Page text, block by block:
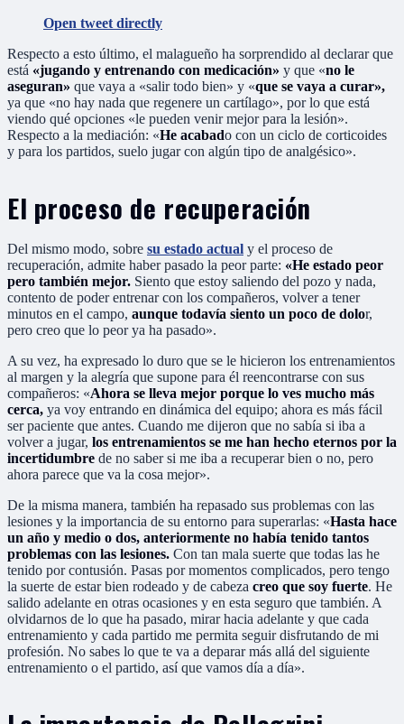
Open tweet directly
Respecto a esto último, el malagueño ha sorprendido al declarar que
está «jugando y entrenando con medicación» y que «no le
aseguran» que vaya a «salir todo bien» y «que se vaya a curar»,
ya que «no hay nada que regenere un cartílago», por lo que está
viendo qué opciones «le pueden venir mejor para la lesión».
Respecto a la mediación: «He acabado con un ciclo de corticoides
y para los partidos, suelo jugar con algún tipo de analgésico».
El proceso de recuperación
Del mismo modo, sobre su estado actual y el proceso de
recuperación, admite haber pasado la peor parte: «He estado peor
pero también mejor. Siento que estoy saliendo del pozo y nada,
contento de poder entrenar con los compañeros, volver a tener
minutos en el campo, aunque todavía siento un poco de dolor,
pero creo que lo peor ya ha pasado».
A su vez, ha expresado lo duro que se le hicieron los entrenamientos
al margen y la alegría que supone para él reencontrarse con sus
compañeros: «Ahora se lleva mejor porque lo ves mucho más
cerca, ya voy entrando en dinámica del equipo; ahora es más fácil
ser paciente que antes. Cuando me dijeron que no sabía si iba a
volver a jugar, los entrenamientos se me han hecho eternos por la
incertidumbre de no saber si me iba a recuperar bien o no, pero
ahora parece que va la cosa mejor».
De la misma manera, también ha repasado sus problemas con las
lesiones y la importancia de su entorno para superarlas: «Hasta hace
un año y medio o dos, anteriormente no había tenido tantos
problemas con las lesiones. Con tan mala suerte que todas las he
tenido por contusión. Pasas por momentos complicados, pero tengo
la suerte de estar bien rodeado y de cabeza creo que soy fuerte. He
salido adelante en otras ocasiones y en esta seguro que también. A
olvidarnos de lo que ha pasado, mirar hacia adelante y que cada
entrenamiento y cada partido me permita seguir disfrutando de mi
profesión. No sabes lo que te va a deparar más allá del siguiente
entrenamiento o el partido, así que vamos día a día».